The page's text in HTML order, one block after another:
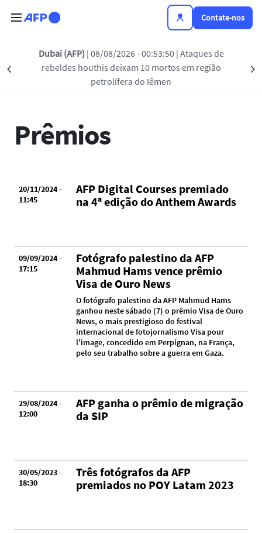
Contate-nos
Précédent
Dubai (AFP) | 08/08/2026 - 00:53:50 | Ataques de
rebeldes houthis deixam 10 mortos em região
petrolífera do Iêmen
NOVIDADES DA AFP PRÊMIOS
Prêmios
20/11/2024 -
11:45
AFP Digital Courses premiado
na 4ª edição do Anthem Awards
09/09/2024 -
17:15
Fotógrafo palestino da AFP
Mahmud Hams vence prêmio
Visa de Ouro News
O fotógrafo palestino da AFP Mahmud Hams
ganhou neste sábado (7) o prêmio Visa de Ouro
News, o mais prestigioso do festival
internacional de fotojornalismo Visa pour
l'image, concedido em Perpignan, na França,
pelo seu trabalho sobre a guerra em Gaza.
29/08/2024 -
12:00
AFP ganha o prêmio de migração
da SIP
30/05/2023 -
18:30
Três fotógrafos da AFP
premiados no POY Latam 2023